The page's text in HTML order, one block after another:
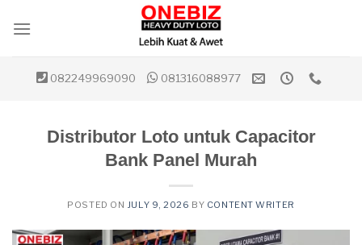
082249969090 081316088977
Distributor Loto untuk Capacitor
Bank Panel Murah
POSTED ON JULY 9, 2026 BY CONTENT WRITER